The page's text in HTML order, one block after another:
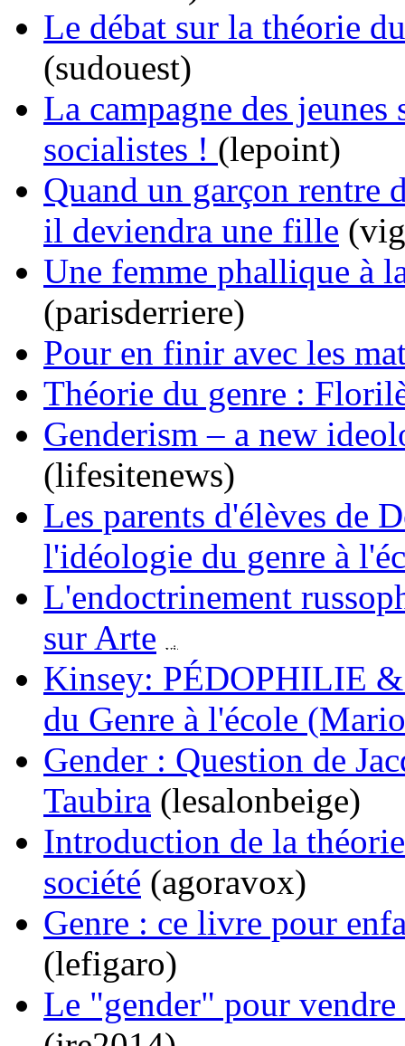
Le débat sur la théorie
(sudouest)
La campagne des
socialistes ! (lepoint)
Quand un garçon rentre
il deviendra une fille
Une femme phallique à
(parisderriere)
Pour en finir avec les
Théorie du genre :
Genderism – a new
(lifesitenews)
Les parents d'élèves de
l'idéologie du genre à
L'endoctrinement
sur Arte
Kinsey: PÉDOPHILIE
du Genre à l'école
Gender : Question de
Taubira (lesalonbeige)
Introduction de la
société (agoravox)
Genre : ce livre pour
(lefigaro)
Le "gender" pour